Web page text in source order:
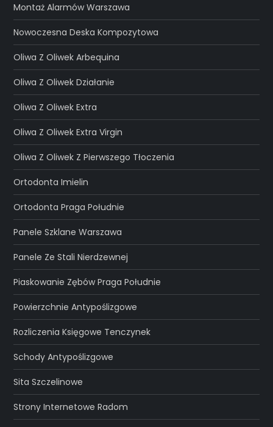
Montaż Alarmów Warszawa
Nowoczesna Deska Kompozytowa
Oliwa Z Oliwek Arbequina
Oliwa Z Oliwek Działanie
Oliwa Z Oliwek Extra
Oliwa Z Oliwek Extra Virgin
Oliwa Z Oliwek Z Pierwszego Tłoczenia
Ortodonta Imielin
Ortodonta Praga Południe
Panele Szklane Warszawa
Panele Ze Stali Nierdzewnej
Piaskowanie Zębów Praga Południe
Powierzchnie Antypoślizgowe
Rozliczenia Księgowe Tenczynek
Schody Antypoślizgowe
Sita Szczelinowe
Strony Internetowe Radom